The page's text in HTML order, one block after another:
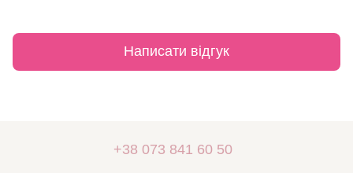
Написати відгук
+38 073 841 60 50